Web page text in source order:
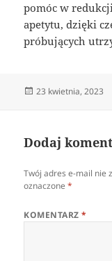
pomóc w
apetytu, dzięki
próbujących
Data
23 kwietnia, 2023
Dodaj
Twój adres e-mail nie
oznaczone*
KOMENTARZ*